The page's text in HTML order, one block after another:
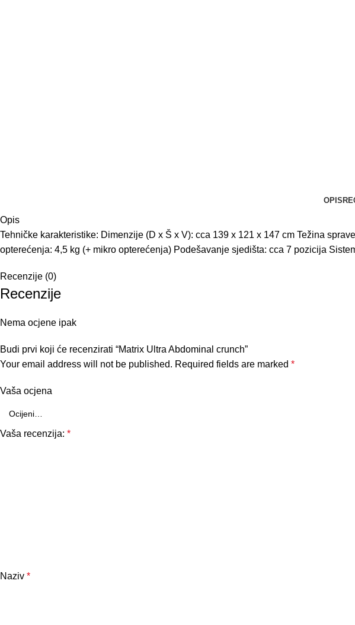
OPIS
Opis
Tehničke karakteristike: Dimenzije (D x Š x V): cca 139 x 121 x 147 cm Težina
opterećenja: 4,5 kg (+ mikro opterećenja) Podešavanje sjedišta: cca 7 pozicija
Recenzije (0)
Recenzije
Nema ocjene ipak
Budi prvi koji će recenzirati “Matrix Ultra Abdominal crunch”
Your email address will not be published. Required fields are marked *
Vaša ocjena
Vaša recenzija: *
Naziv *